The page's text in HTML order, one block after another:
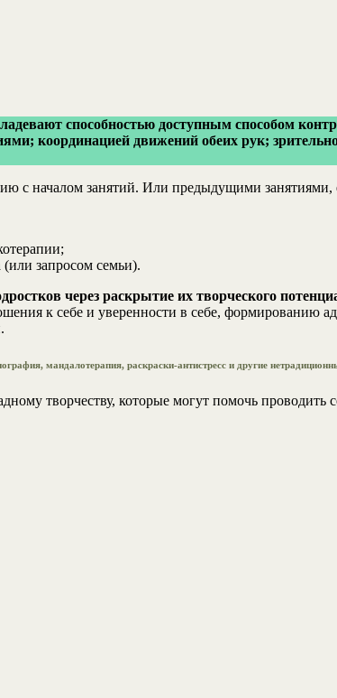
способностью доступным способом
координацией движений обеих рук;
с началом занятий. Или предыдущими занятиями,
(или запросом семьи).
через раскрытие их творческого
к себе и уверенности в себе, формированию
мандалотерапия, раскраски-антистресс и другие
творчеству, которые могут помочь проводить